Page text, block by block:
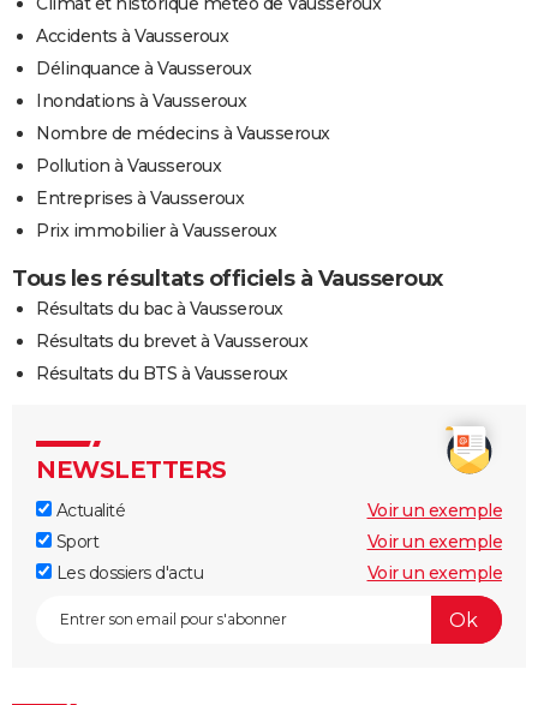
Accidents à Vausseroux
Délinquance à Vausseroux
Inondations à Vausseroux
Nombre de médecins à Vausseroux
Pollution à Vausseroux
Entreprises à Vausseroux
Prix immobilier à Vausseroux
Tous les résultats officiels à Vausseroux
Résultats du bac à Vausseroux
Résultats du brevet à Vausseroux
Résultats du BTS à Vausseroux
NEWSLETTERS
Actualité
Voir un exemple
Sport
Voir un exemple
Les dossiers d'actu
Voir un exemple